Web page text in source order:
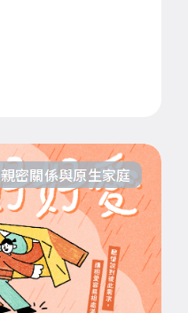
親密關係與原生家庭